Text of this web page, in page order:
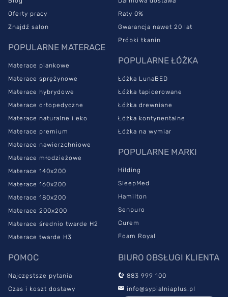
wyposażony w specjalną matę antypoślizgową, dlatego sprawdzi
się na łóżkach kontynentalnych. Dzianinę możesz prać w pralce
w temperaturze 40°C bez obaw o zniszczenie. Pokrowiec ma
Materac średnio twardy znajdzie zastosowanie na łóżku dla
pary.Nie przenosi on drgań, dlatego poruszanie się jednej osoby
nie przeszkadza odpoczywać drugiej. Materac z pianki
wysokoelastycznej sprawdzi się dla par, u których występuje
duża różnica wagi.
Materac Royal MED PRESTIGE –
dlaczego warto go wybrać?
został wyposażony w przekładkę
doskonale odprowadza wilgoć na boki, dzięki czemu zapobiega
rozwijaniu się bakterii, roztoczy i grzybów. Model MED PRESTIGE
doskonale sprawdzi się jako
materac antyalergiczny
zapewni czystą powierzchnię do spania.
Materac Royal MED PRESTIGE dobrze podpiera wszystkie części
gwarantuje prawidłowy przepływ krwi. Materac medyczny
sprawdzi się przy profilaktyce dyskopatii bioder. Model zapobiega
przeciążeniu kręgosłupa. Sprawdzi się również dla osób, u
których występuje duże ryzyko rozwoju odleżyn.
Oferty pracy
Znajdź salon
POPULARNE MATERACE
Materace piankowe
Materace sprężynowe
Materace hybrydowe
Materace ortopedyczne
Materace naturalne i eko
Materace premium
Materace nawierzchniowe
Materace młodzieżowe
Materace 140x200
Materace 160x200
Materace 180x200
Materace 200x200
Materace średnio twarde H2
Materace twarde H3
Raty 0%
Gwarancja nawet 20 lat
Próbki tkanin
POPULARNE ŁÓŻKA
Łóżka LunaBED
Łóżka tapicerowane
Łóżka drewniane
Łóżka kontynentalne
Łóżka na wymiar
POPULARNE MARKI
Hilding
SleepMed
Hamilton
Senpuro
Curem
Foam Royal
POMOC
Najczęstsze pytania
Czas i koszt dostawy
BIURO OBSŁUGI KLIENTA
883 999 100
info@sypialniaplus.pl